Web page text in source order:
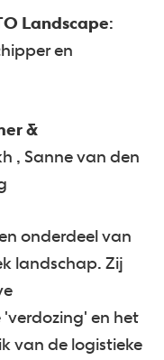
Landscape:
en
&
, Sanne van den
onderdeel van
landschap. Zij
en het
van de logistieke